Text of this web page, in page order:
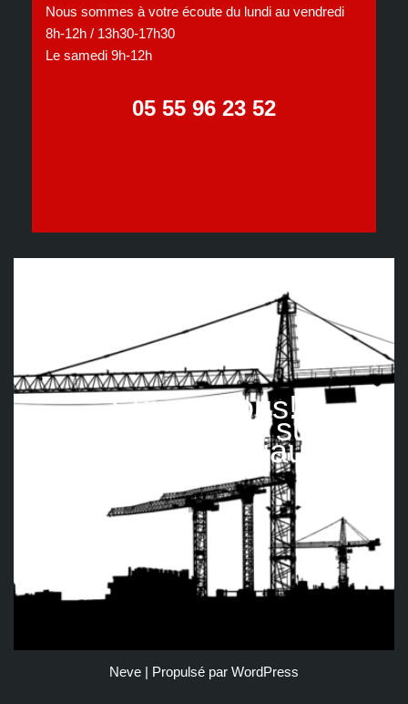
Nous sommes à votre écoute du lundi au vendredi
8h-12h / 13h30-17h30
Le samedi 9h-12h
05 55 96 23 52
Suivez nous!
Retrouvez-nous sur les
réseaux sociaux
Neve | Propulsé par WordPress